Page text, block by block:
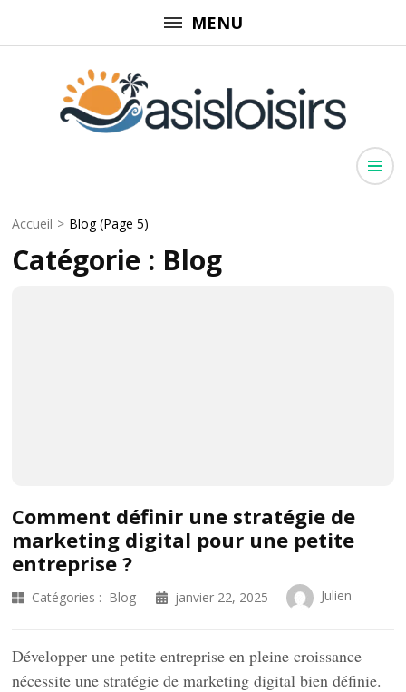
au
MENU
Accueil > Blog(Page 5)
Catégorie : Blog
Comment définir une stratégie de
marketing digital pour une petite
entreprise ?
Catégories : Blog janvier 22, 2025 Julien
Développer une petite entreprise en pleine croissance
nécessite une stratégie de marketing digital bien définie.